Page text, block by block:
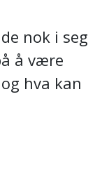
nok i seg
å være
hva kan